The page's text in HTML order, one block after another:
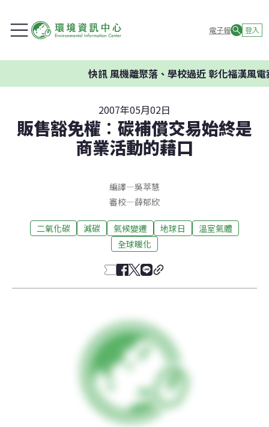
電子報 登入
快訊風機離聚落、學校過近 彰化福漢風電案
2007年05月02日
販售豁免權︰碳補償交易始終是
商業活動的藉口
編譯—吳萃慧
審校—薛郁欣
二氧化碳 減碳 氣候變遷 地球日
溫室氣體
全球暖化